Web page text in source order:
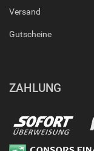
Versand
Gutscheine
ZAHLUNG